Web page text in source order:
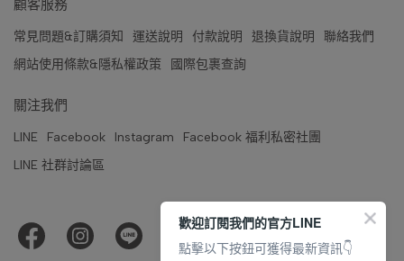
顧客服務
常見問題&訂購須知 運送說明 付款說明 退換貨說明
聯絡我們
網站使用條款&隱私權政策
國際包裹查詢
關注我們
LINE Facebook Instagram
Facebook 福利私密社團
LINE 社群討論區
歡迎訂閱我們的官方LINE
點擊以下按鈕可獲得最新資訊👇